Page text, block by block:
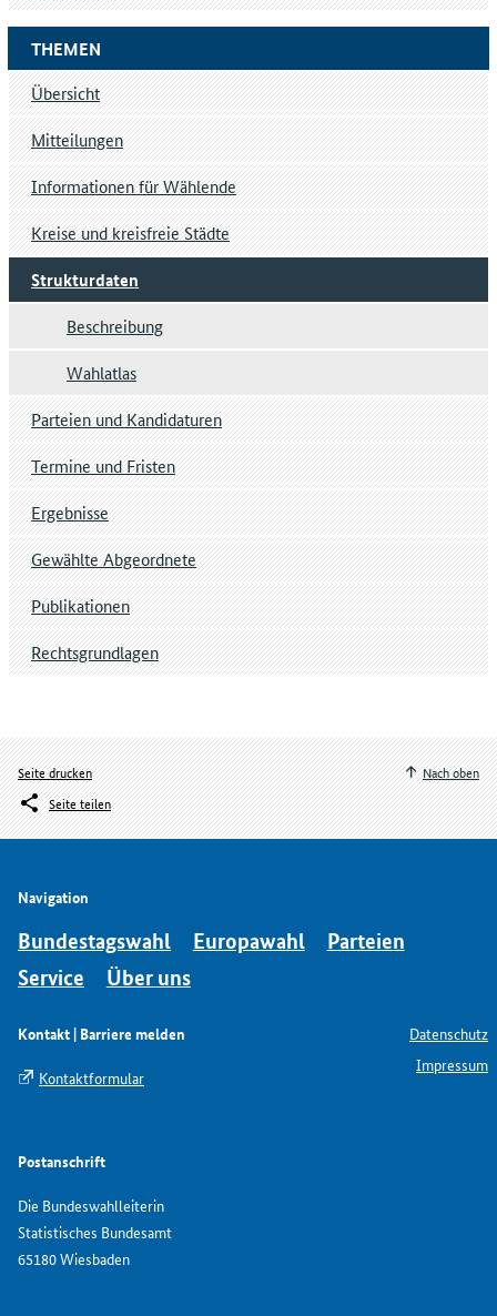
THEMEN
Übersicht
Mitteilungen
Informationen für Wählende
Kreise und kreisfreie Städte
Strukturdaten
Beschreibung
Wahlatlas
Parteien und Kandidaturen
Termine und Fristen
Ergebnisse
Gewählte Abgeordnete
Publikationen
Rechtsgrundlagen
Seite drucken
Seite teilen
Nach oben
Navigation
Bundestagswahl Europawahl
Parteien
Service
Über uns
Kontakt | Barriere melden
Kontaktformular
Postanschrift
Die Bundeswahlleiterin
Statistisches Bundesamt
65180 Wiesbaden
Datenschutz
Impressum